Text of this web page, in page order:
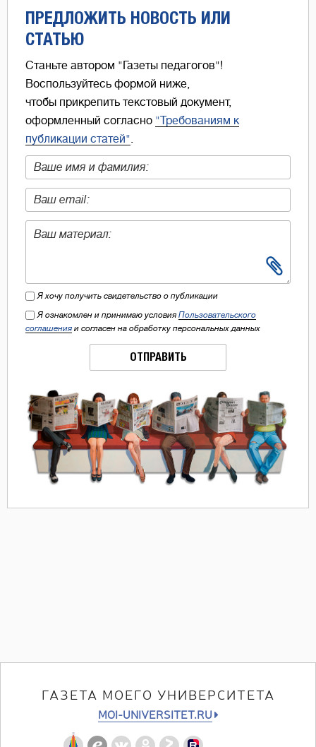
ПРЕДЛОЖИТЬ НОВОСТЬ ИЛИ
СТАТЬЮ
Станьте автором "Газеты педагогов"!
Воспользуйтесь формой ниже,
чтобы прикрепить текстовый документ,
оформленный согласно "Требованиям к
публикации статей"
Я хочу получить свидетельство о публикации
Я ознакомлен и принимаю условия Пользовательского
соглашения и согласен на обработку персональных данных
ОТПРАВИТЬ
ГАЗЕТА МОЕГО УНИВЕРСИТЕТА
MOI-UNIVERSITET.RU